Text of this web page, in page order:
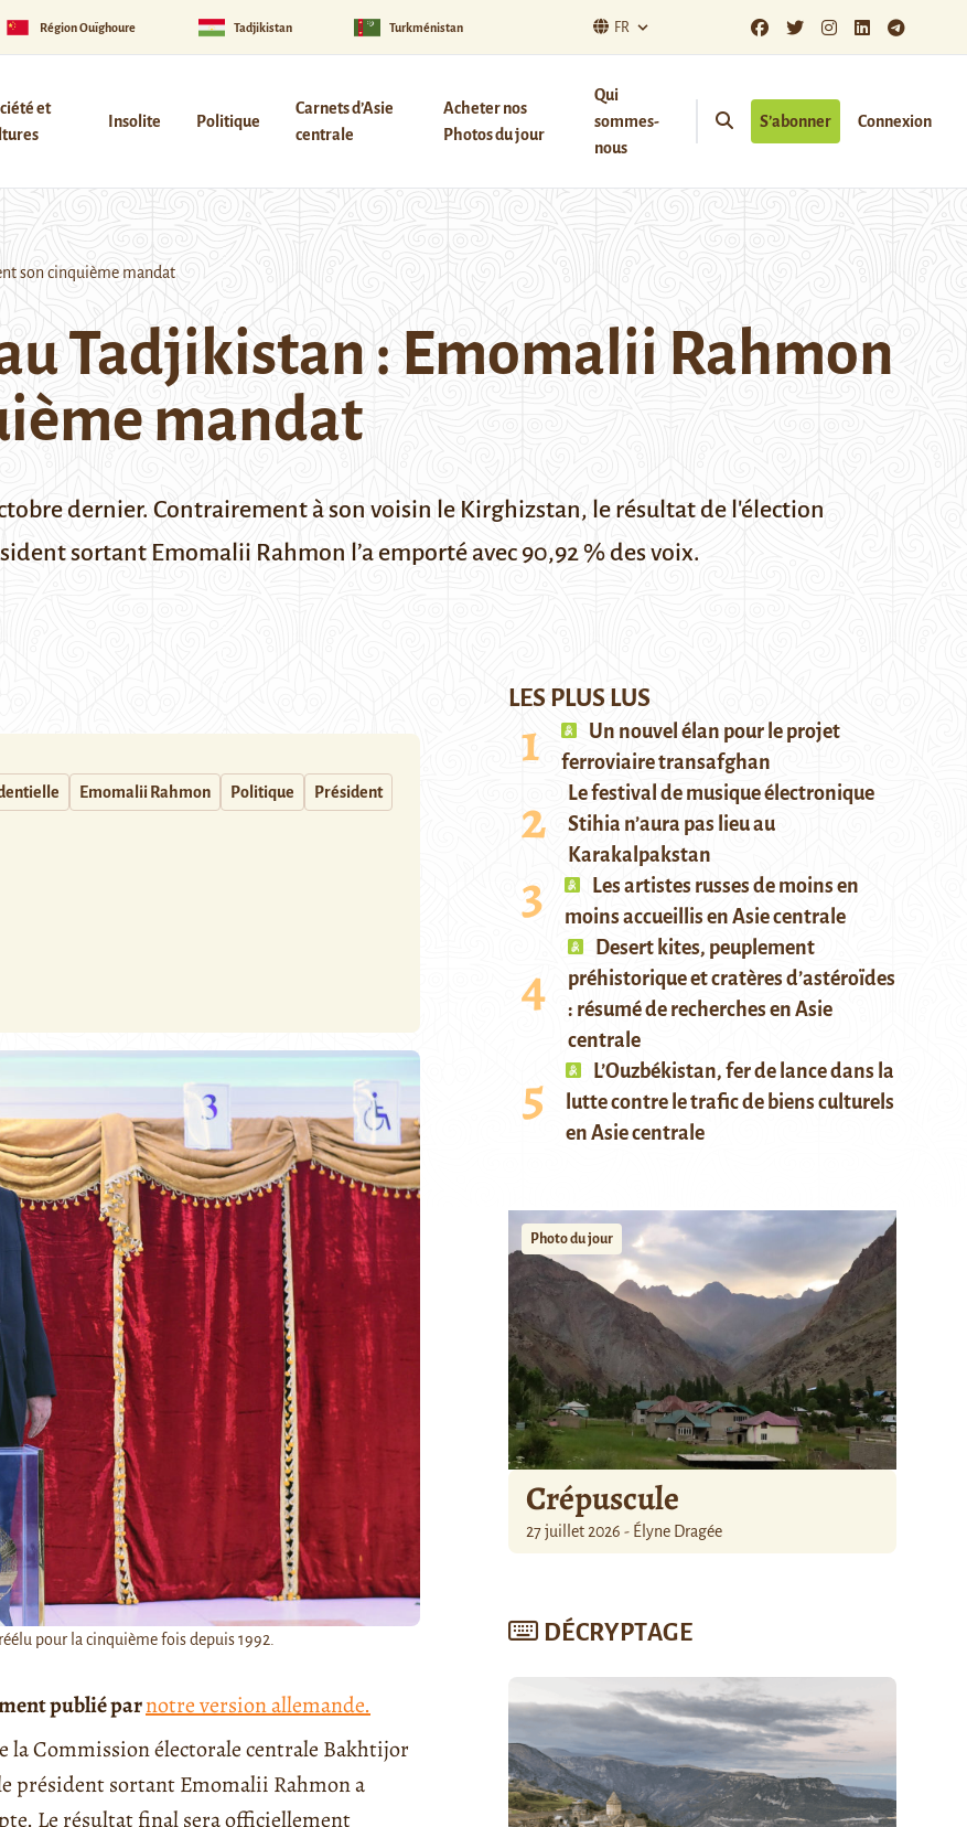
Région Ouïghoure Tadjikistan Turkménistan FR
et
Insolite Politique
Carnets d’Asie
centrale
Acheter nos
Photos du jour
Qui
sommes-
nous
S’abonner Connexion
son cinquième mandat
Tadjikistan : Emomalii Rahmon
mandat
dernier. Contrairement à son voisin le Kirghizstan, le résultat de l'élection
sortant Emomalii Rahmon l’a emporté avec 90,92 % des voix.
Emomalii Rahmon Politique Président
pour la cinquième fois depuis 1992.
publié parnotre version allemande.
la Commission électorale centrale Bakhtijor
président sortant Emomalii Rahmon a
Le résultat final sera officiellement
LES PLUS LUS
Un nouvel élan pour le projet
ferroviaire transafghan
Le festival de musique électronique
Stihia n’aura pas lieu au
Karakalpakstan
Les artistes russes de moins en
moins accueillis en Asie centrale
Desert kites, peuplement
préhistorique et cratères d’astéroïdes
: résumé de recherches en Asie
centrale
L’Ouzbékistan, fer de lance dans la
lutte contre le trafic de biens culturels
en Asie centrale
Photo du jour
Crépuscule
27 juillet 2026 - Élyne Dragée
DÉCRYPTAGE